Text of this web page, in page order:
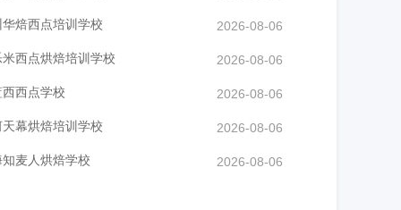
焙西点培训学校 2026-08-06
西点烘焙培训学校 2026-08-06
西点学校 2026-08-06
幕烘焙培训学校 2026-08-06
麦人烘焙学校 2026-08-06